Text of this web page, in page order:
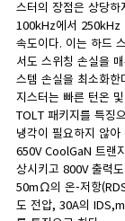
스터의 장점은 상당
100kHz에서 250kHz
속도이다. 이는 하드
서도 스위칭 손실을
스템 손실을 최소화
지스터는 빠른 턴온
TOLT 패키지를 특징
냉각이 필요하지 않
650V CoolGaN 트랜
상시키고 800V 출력
50mΩ의 온-저항
도 전압, 30A의